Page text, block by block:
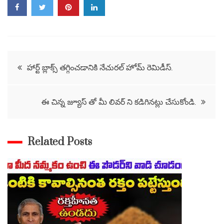
Post
హార్ట్ బ్లాక్స్ తగ్గించడానికి నేచురల్ హోమ్ రెమిడీస్.
ఈ చిన్న జ్యూస్ తో మీ లివర్ ని కడిగినట్లు చేసుకోండి.
Related Posts